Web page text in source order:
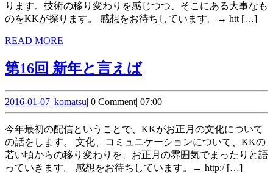
イ
に
温
故
知
ります。技術の移り変わりを感じつつ、そこにある大事なも
のをKKが探ります。 感想をお待ちしています。→ htt […]
READ MORE
第16回 新年と言えば第
回
新
年
と
2016-01-072016-
01-
07
| komatsukomatsu
| 0 Comment| 07:00
今年最初の配信ということで、KKがお正月の文化について
の話をします。 文化、コミュニケーションについて、KKの
若い頃からの移り変わりを、お正月の雰囲気でまったりと語
っていきます。 感想をお待ちしています。→ http:/ […]